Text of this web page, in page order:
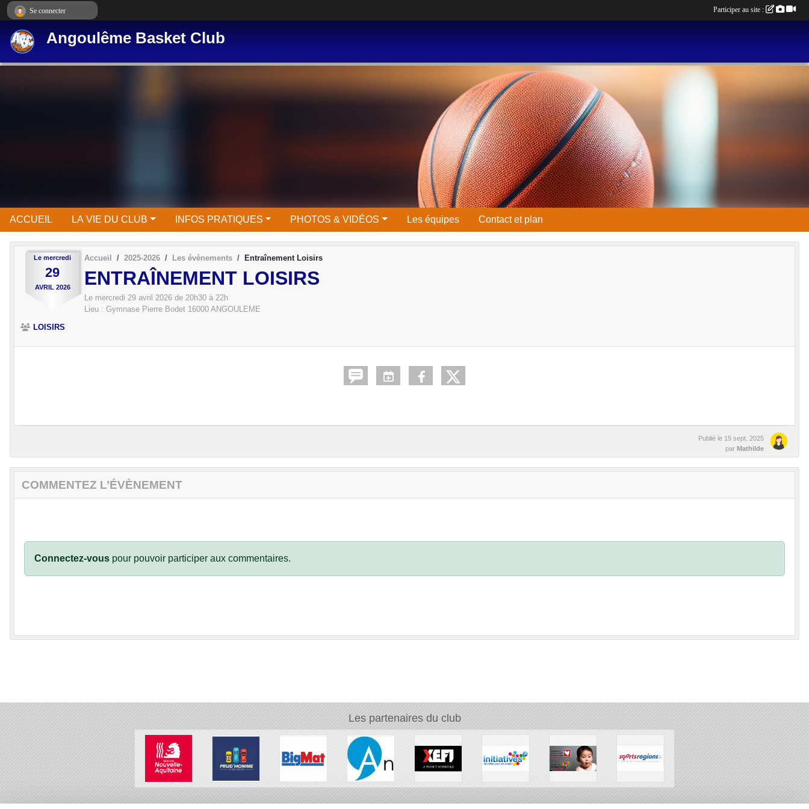
Angoulême Basket Club
ACCUEIL LA VIE DU CLUB INFOS PRATIQUES PHOTOS & VIDÉOS Les équipes Contact et plan
Le mercredi
29
AVRIL 2026
Accueil 2025-2026 Les évènements Entraînement Loisirs
ENTRAÎNEMENT LOISIRS
Le mercredi 29 avril 2026 de 20h30 à 22h
Lieu : Gymnase Pierre Bodet 16000 ANGOULEME
LOISIRS
Publié le 15 sept. 2025
par Mathilde
COMMENTEZ L’ÉVÈNEMENT
Connectez-vous pour pouvoir participer aux commentaires.
Les partenaires du club
Se connecter Participer au site :
Panneau de gestion des cookies